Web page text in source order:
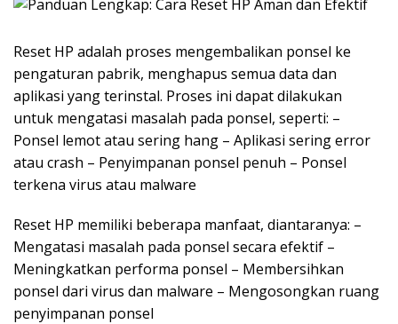
Reset HP adalah proses mengembalikan ponsel ke
pengaturan pabrik, menghapus semua data dan
aplikasi yang terinstal. Proses ini dapat dilakukan
untuk mengatasi masalah pada ponsel, seperti: –
Ponsel lemot atau sering hang – Aplikasi sering error
atau crash – Penyimpanan ponsel penuh – Ponsel
terkena virus atau malware
Reset HP memiliki beberapa manfaat, diantaranya: –
Mengatasi masalah pada ponsel secara efektif –
Meningkatkan performa ponsel – Membersihkan
ponsel dari virus dan malware – Mengosongkan ruang
penyimpanan ponsel